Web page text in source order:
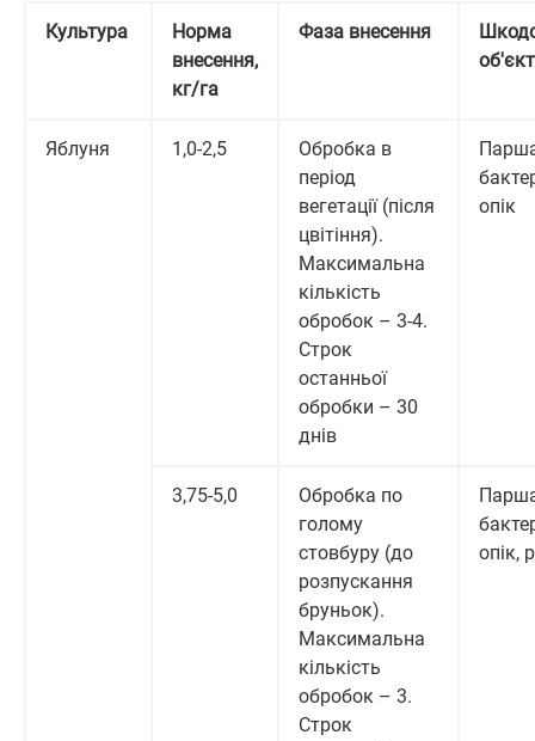
Культура
Норма
внесення,
кг/га
Фаза внесення
об'єкт
Яблуня 1,0-2,5
Обробка в
період
вегетації (після
цвітіння).
Максимальна
кількість
обробок – 3-4.
Строк
останньої
обробки – 30
днів
опік
3,75-5,0
Обробка по
голому
стовбуру (до
розпускання
бруньок).
Максимальна
кількість
обробок – 3.
Строк
опік,